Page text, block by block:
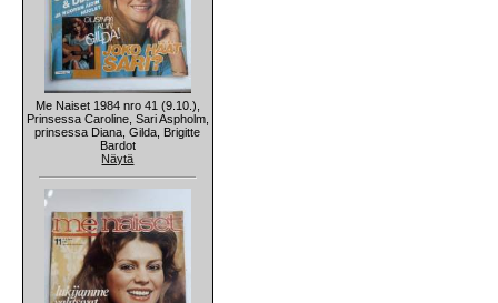
Me Naiset 1984 nro 41 (9.10.),
Prinsessa Caroline, Sari Aspholm,
prinsessa Diana, Gilda, Brigitte
Bardot
Näytä